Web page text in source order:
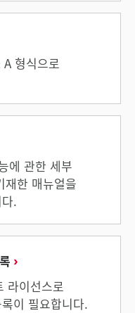
형식으로
에 관한 세부
재한 매뉴얼을
.
라이선스로
이 필요합니다.